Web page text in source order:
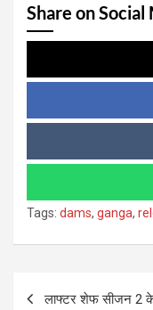
Share on Social
Tags: dams, ganga,
लाफ्टर शेफ सीजन 2 के